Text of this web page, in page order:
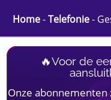
Home-Telefonie-
🔥Voor de
Onze abonnementen